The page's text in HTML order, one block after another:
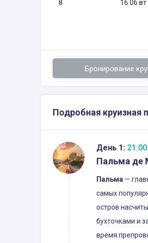
8 16.06 вт
Бронирование
Подробная круизная
День 1: 21:00
Пальма де
Пальма —
самых
остров
бухточками и
время